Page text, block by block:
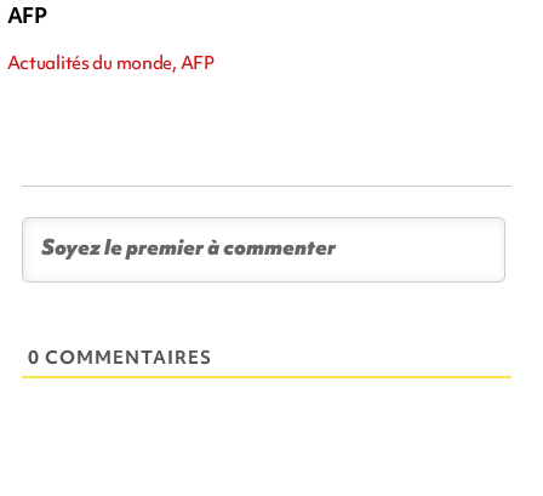
AFP
Actualités du monde, AFP
0 COMMENTAIRES